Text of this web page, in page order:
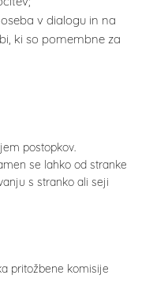
v dialogu in na
ki so pomembne za
postopkov.
se lahko od stranke
s stranko ali seji
pritožbene komisije